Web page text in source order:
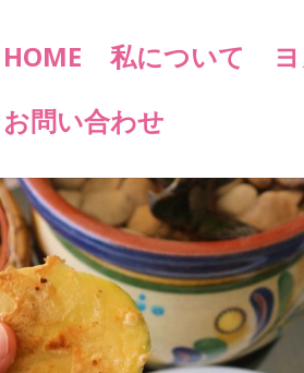
HOME 私について
お問い合わせ